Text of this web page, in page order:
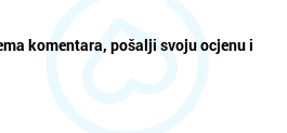
komentara, pošalji svoju ocjenu i